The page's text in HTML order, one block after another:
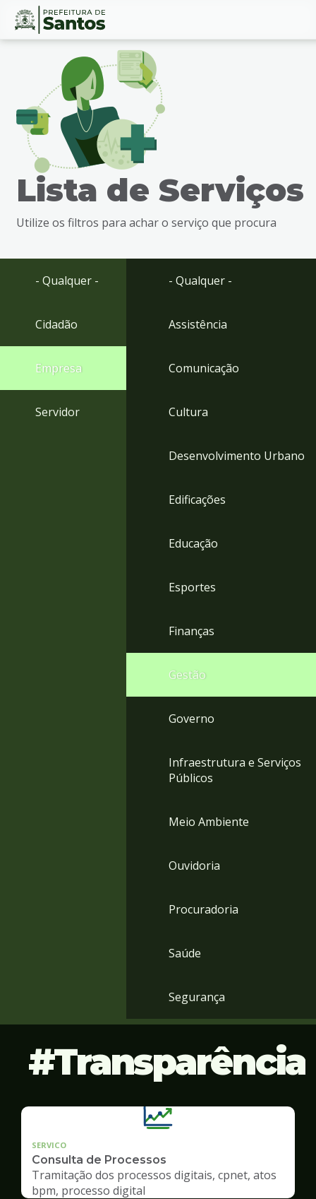
Ir
busca
Ir
Conteúdo
Lista de Serviços
Utilize os filtros para achar o serviço que procura
- Qualquer -
Cidadão
Empresa
Servidor
- Qualquer -
Assistência
Comunicação
Cultura
Desenvolvimento Urbano
Edificações
Educação
Esportes
Finanças
Gestão
Governo
Infraestrutura e Serviços
Públicos
Meio Ambiente
Ouvidoria
Procuradoria
Saúde
Segurança
Transparência
SERVICO
Consulta de Processos
Tramitação dos processos digitais, cpnet, atos
bpm, processo digital